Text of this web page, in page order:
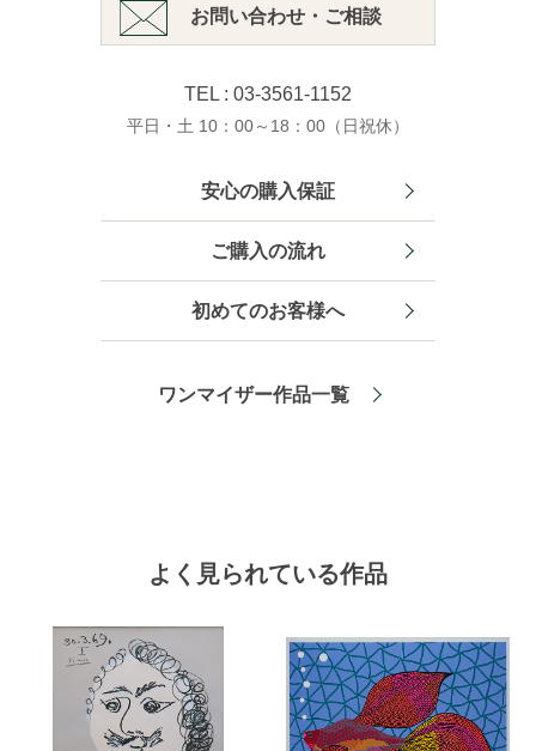
お問い合わせ・ご相談
TEL : 03-3561-1152
平日・土 10：00～18：00（日祝休）
安心の購入保証
ご購入の流れ
初めてのお客様へ
ワンマイザー作品一覧
よく見られている作品